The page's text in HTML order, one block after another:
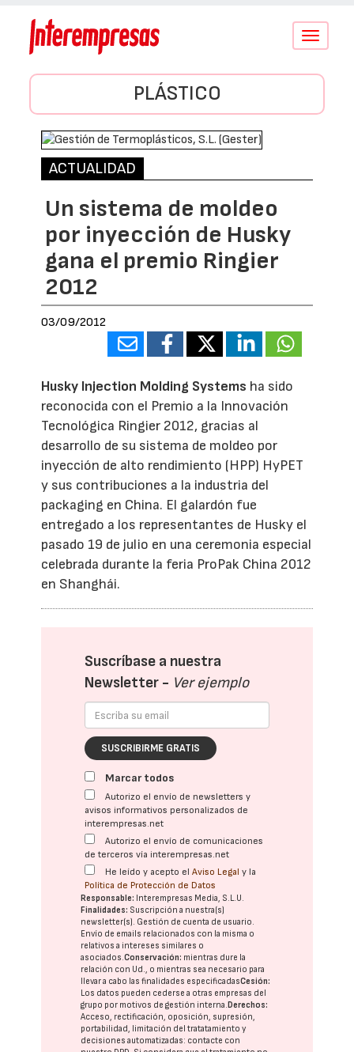
Conmutar
PLÁSTICO
ACTUALIDAD
Un sistema de moldeo
por inyección de Husky
gana el premio Ringier
2012
03/09/2012
Husky Injection Molding Systems ha sido
reconocida con el Premio a la Innovación
Tecnológica Ringier 2012, gracias al
desarrollo de su sistema de moldeo por
inyección de alto rendimiento (HPP) HyPET
y sus contribuciones a la industria del
packaging en China. El galardón fue
entregado a los representantes de Husky el
pasado 19 de julio en una ceremonia especial
celebrada durante la feria ProPak China 2012
en Shanghái.
Suscríbase a nuestra
Newsletter - Ver ejemplo
SUSCRIBIRME GRATIS
Marcar todos
Autorizo el envío de newsletters y
avisos informativos personalizados de
interempresas.net
Autorizo el envío de comunicaciones
de terceros vía interempresas.net
He leído y acepto elAviso Legal y la
Política de Protección de Datos
Responsable: Interempresas Media, S.L.U.
Finalidades: Suscripción a nuestra(s)
newsletter(s). Gestión de cuenta de usuario.
Envío de emails relacionados con la misma o
relativos a intereses similares o
asociados.Conservación: mientras dure la
relación con Ud., o mientras sea necesario para
llevar a cabo las finalidades especificadasCesión:
Los datos pueden cederse a otras empresas del
grupo por motivos de gestión interna. Derechos:
Acceso, rectificación, oposición, supresión,
portabilidad, limitación del tratatamiento y
decisiones automatizadas: contacte con